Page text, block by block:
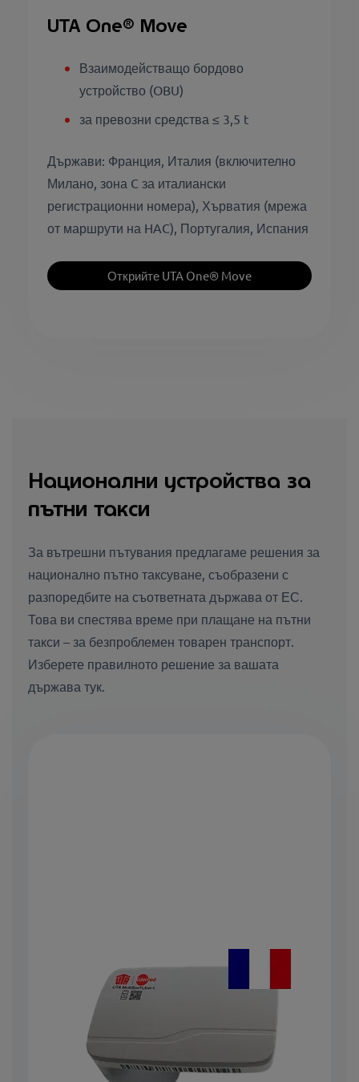
UTA One® Move
Взаимодействащо бордово
устройство (OBU)
за превозни средства ≤ 3,5 t
Държави: Франция, Италия (включително
Милано, зона C за италиански
регистрационни номера), Хърватия (мрежа
от маршрути на HAC), Португалия, Испания
Открийте UTA One® Move
Национални устройства за
пътни такси
За вътрешни пътувания предлагаме решения за
национално пътно таксуване, съобразени с
разпоредбите на съответната държава от ЕС.
Това ви спестява време при плащане на пътни
такси – за безпроблемен товарен транспорт.
Изберете правилното решение за вашата
държава тук.